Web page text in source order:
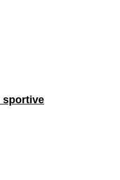
sportive